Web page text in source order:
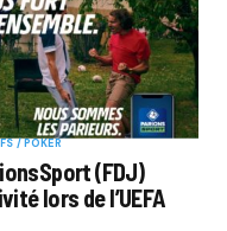
/ POKER
(FDJ)
lors de l’UEFA